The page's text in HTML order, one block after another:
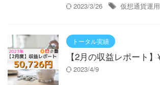
2023/3/26 仮想通貨運用
トータル実績
【2月の収益レポート
2023/4/9